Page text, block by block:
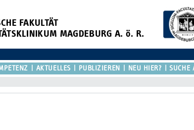
FAKULTÄT
MAGDEBURG A. ö. R.
AKTUELLES PUBLIZIEREN NEU HIER? SUCHE